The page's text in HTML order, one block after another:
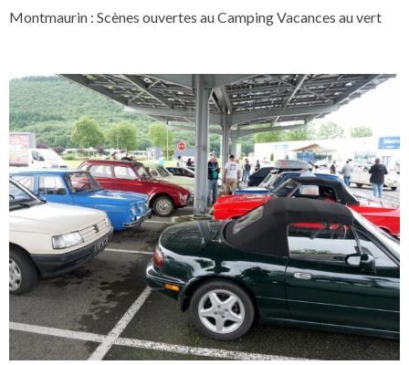
Montmaurin : Scènes ouvertes au Camping Vacances au vert